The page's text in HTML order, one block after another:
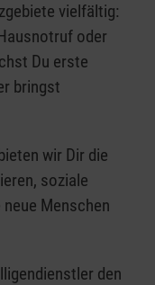
vielfältig:
oder
Du erste
bringst
wir Dir die
soziale
Menschen
den